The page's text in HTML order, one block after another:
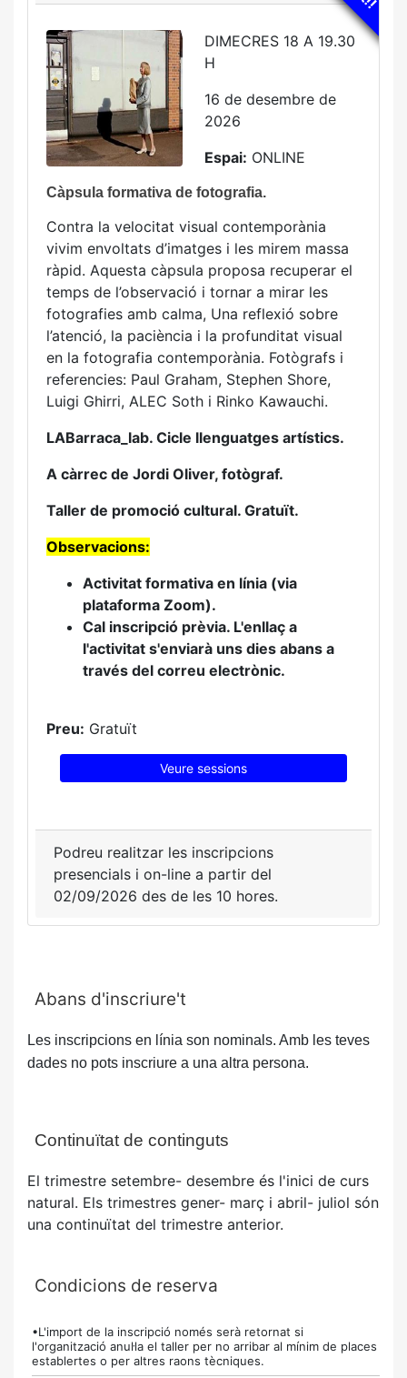
DIMECRES 18 A 19.30
H
16 de desembre de
2026
Espai: ONLINE
Càpsula formativa de fotografia.
Contra la velocitat visual contemporània
vivim envoltats d’imatges i les mirem massa
ràpid. Aquesta càpsula proposa recuperar el
temps de l’observació i tornar a mirar les
fotografies amb calma, Una reflexió sobre
l’atenció, la paciència i la profunditat visual
en la fotografia contemporània. Fotògrafs i
referencies: Paul Graham, Stephen Shore,
Luigi Ghirri, ALEC Soth i Rinko Kawauchi.
LABarraca_lab. Cicle llenguatges artístics.
A càrrec de Jordi Oliver, fotògraf.
Taller de promoció cultural. Gratuït.
Observacions:
Activitat formativa en línia (via
plataforma Zoom).
Cal inscripció prèvia. L'enllaç a
l'activitat s'enviarà uns dies abans a
través del correu electrònic.
Preu: Gratuït
Veure sessions
Podreu realitzar les inscripcions
presencials i on-line a partir del
02/09/2026 des de les 10 hores.
Abans d'inscriure't
Les inscripcions en línia son nominals. Amb les teves
dades no pots inscriure a una altra persona.
Continuïtat de continguts
El trimestre setembre- desembre és l'inici de curs
natural. Els trimestres gener- març i abril- juliol són
una continuïtat del trimestre anterior.
Condicions de reserva
•L'import de la inscripció només serà retornat si
l'organització anul·la el taller per no arribar al mínim de places
establertes o per altres raons tècniques.